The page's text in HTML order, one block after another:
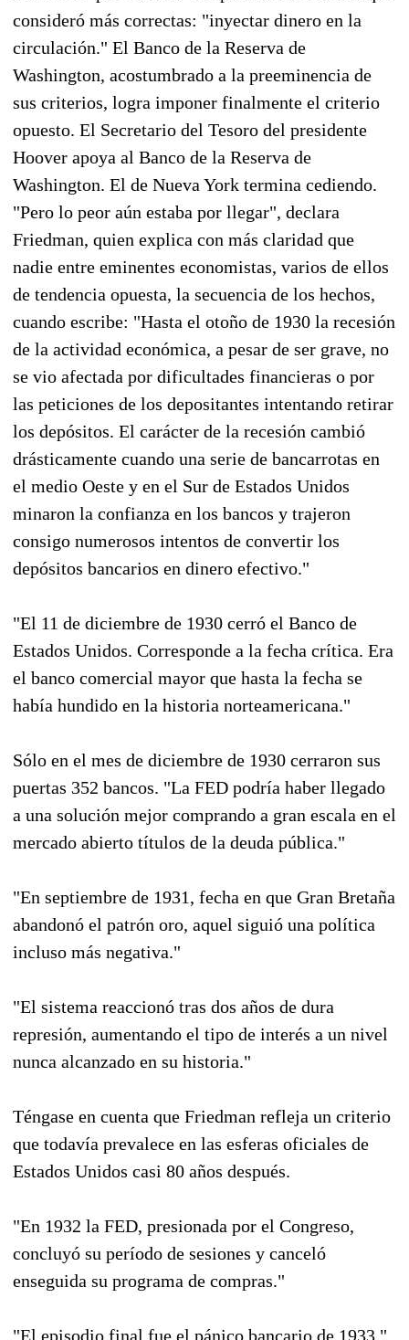
consideró más correctas: "inyectar dinero en la
circulación." El Banco de la Reserva de
Washington, acostumbrado a la preeminencia de
sus criterios, logra imponer finalmente el criterio
opuesto. El Secretario del Tesoro del presidente
Hoover apoya al Banco de la Reserva de
Washington. El de Nueva York termina cediendo.
"Pero lo peor aún estaba por llegar", declara
Friedman, quien explica con más claridad que
nadie entre eminentes economistas, varios de ellos
de tendencia opuesta, la secuencia de los hechos,
cuando escribe: "Hasta el otoño de 1930 la recesión
de la actividad económica, a pesar de ser grave, no
se vio afectada por dificultades financieras o por
las peticiones de los depositantes intentando retirar
los depósitos. El carácter de la recesión cambió
drásticamente cuando una serie de bancarrotas en
el medio Oeste y en el Sur de Estados Unidos
minaron la confianza en los bancos y trajeron
consigo numerosos intentos de convertir los
depósitos bancarios en dinero efectivo."
"El 11 de diciembre de 1930 cerró el Banco de
Estados Unidos. Corresponde a la fecha crítica. Era
el banco comercial mayor que hasta la fecha se
había hundido en la historia norteamericana."
Sólo en el mes de diciembre de 1930 cerraron sus
puertas 352 bancos. "La FED podría haber llegado
a una solución mejor comprando a gran escala en el
mercado abierto títulos de la deuda pública."
"En septiembre de 1931, fecha en que Gran Bretaña
abandonó el patrón oro, aquel siguió una política
incluso más negativa."
"El sistema reaccionó tras dos años de dura
represión, aumentando el tipo de interés a un nivel
nunca alcanzado en su historia."
Téngase en cuenta que Friedman refleja un criterio
que todavía prevalece en las esferas oficiales de
Estados Unidos casi 80 años después.
"En 1932 la FED, presionada por el Congreso,
concluyó su período de sesiones y canceló
enseguida su programa de compras."
"El episodio final fue el pánico bancario de 1933."